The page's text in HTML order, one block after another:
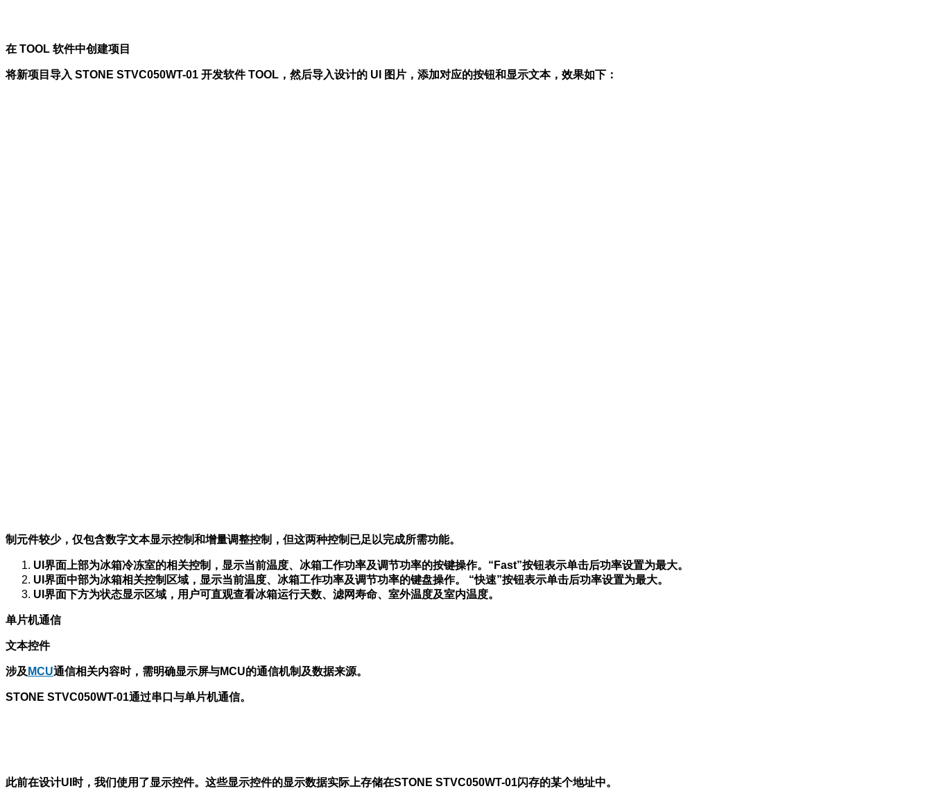
在 TOOL 软件中创建项目
将新项目导入 STONE STVC050WT-01 开发软件 TOOL，然后导入设计的 UI 图片，添加对应的按钮和显示文本，效果如下：
制元件较少，仅包含数字文本显示控制和增量调整控制，但这两种控制已足以完成所需功能。
UI 界面上部为冰箱冷冻室的相关控制，显示当前温度、冰箱工作功率及调节功率的按键操作。“Fast”按钮表示单击后功率设置为最大。
UI 界面中部为冰箱相关控制区域，显示当前温度、冰箱工作功率及调节功率的键盘操作。 “快速”按钮表示单击后功率设置为最大。
UI 界面下方为状态显示区域，用户可直观查看冰箱运行天数、滤网寿命、室外温度及室内温度。
单片机通信
文本控件
涉及 MCU通信相关内容时，需明确显示屏与MCU的通信机制及数据来源。
STONE STVC050WT-01通过串口与单片机通信。
此前在设计UI时，我们使用了显示控件。这些显示控件的显示数据实际上存储在STONE STVC050WT-01闪存的某个地址中。